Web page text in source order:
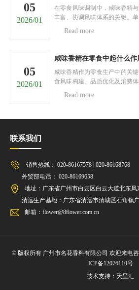
05
2026/01
在零食风味调制中，咸味香精
丰富、协调风味体系的关键。
者对风味层次的多元需求，通
的搭......
Read more
05
2026/01
咸味香精在零食中起什么作
咸味香精作为零食生产中的关
食风味构建、品质优化及消费
咸味香精，能够契合消费者对
核......
Read more
联系我们
销售热线： 020-86167578 | 020-86168768
外贸部电话： 020-86169658
地址：广东省广州市白云区白云大道北东凤
清远生产基地：广东省清远市清城区石角镇
邮箱：flower@8flower.com.cn
© 版权所有 广州市名花香料有限公司 欢迎来电
ICP备12076110号
技术支持：天呈汇